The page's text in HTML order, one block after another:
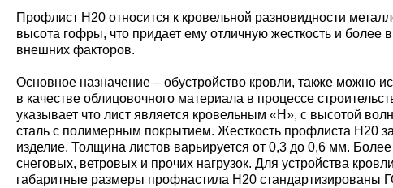
Другие товары
Профлист Н20 относится к кровельной разновидности
высота гофры, что придает ему отличную жесткость и
внешних факторов.
Основное назначение – обустройство кровли, также можно
в качестве облицовочного материала в процессе
указывает что лист является кровельным «Н», с высотой
сталь с полимерным покрытием. Жесткость профлиста Н20
изделие. Толщина листов варьируется от 0,3 до 0,6 мм.
снеговых, ветровых и прочих нагрузок. Для устройства
габаритные размеры профнастила Н20